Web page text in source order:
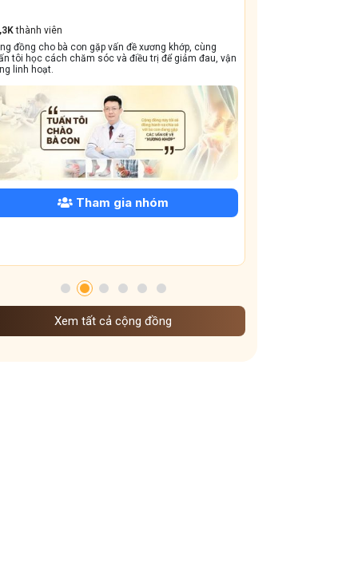
13,1kthành viên
Cộng đồng này sẽ giúp bà con đẩy lùi tình trạng ho dai
dẳng, viêm xoang tái phát triền miền, amidan sưng đỏ,...
Xem tất cả cộng đồng